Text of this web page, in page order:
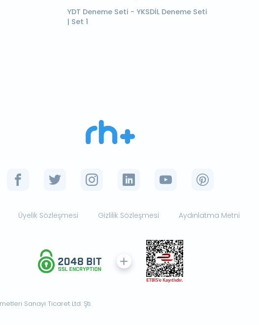
YDT Deneme Seti - YKSDİL Deneme Seti
| Set 1
Üyelik Sözleşmesi Gizlilik Sözleşmesi Aydınlatma Metni
Sanayi Ticaret Ltd. Şti.